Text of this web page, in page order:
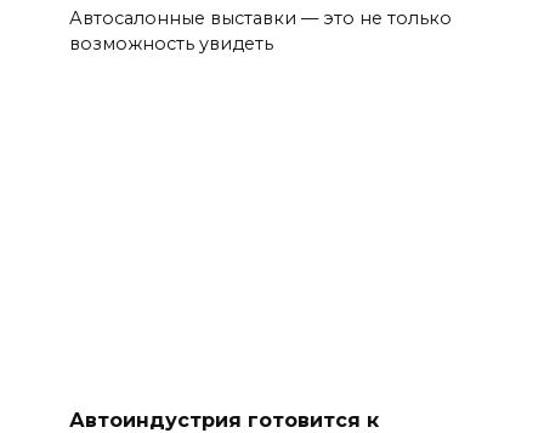
Автосалонные выставки — это не только
возможность увидеть
Автоиндустрия готовится к